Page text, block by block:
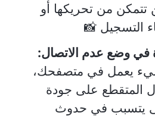
تتمكن من تحريكها أو
التسجيل 📸
وضع عدم الاتصال:
يعمل في متصفحك،
المتقطع على جودة
يتسبب في حدوث